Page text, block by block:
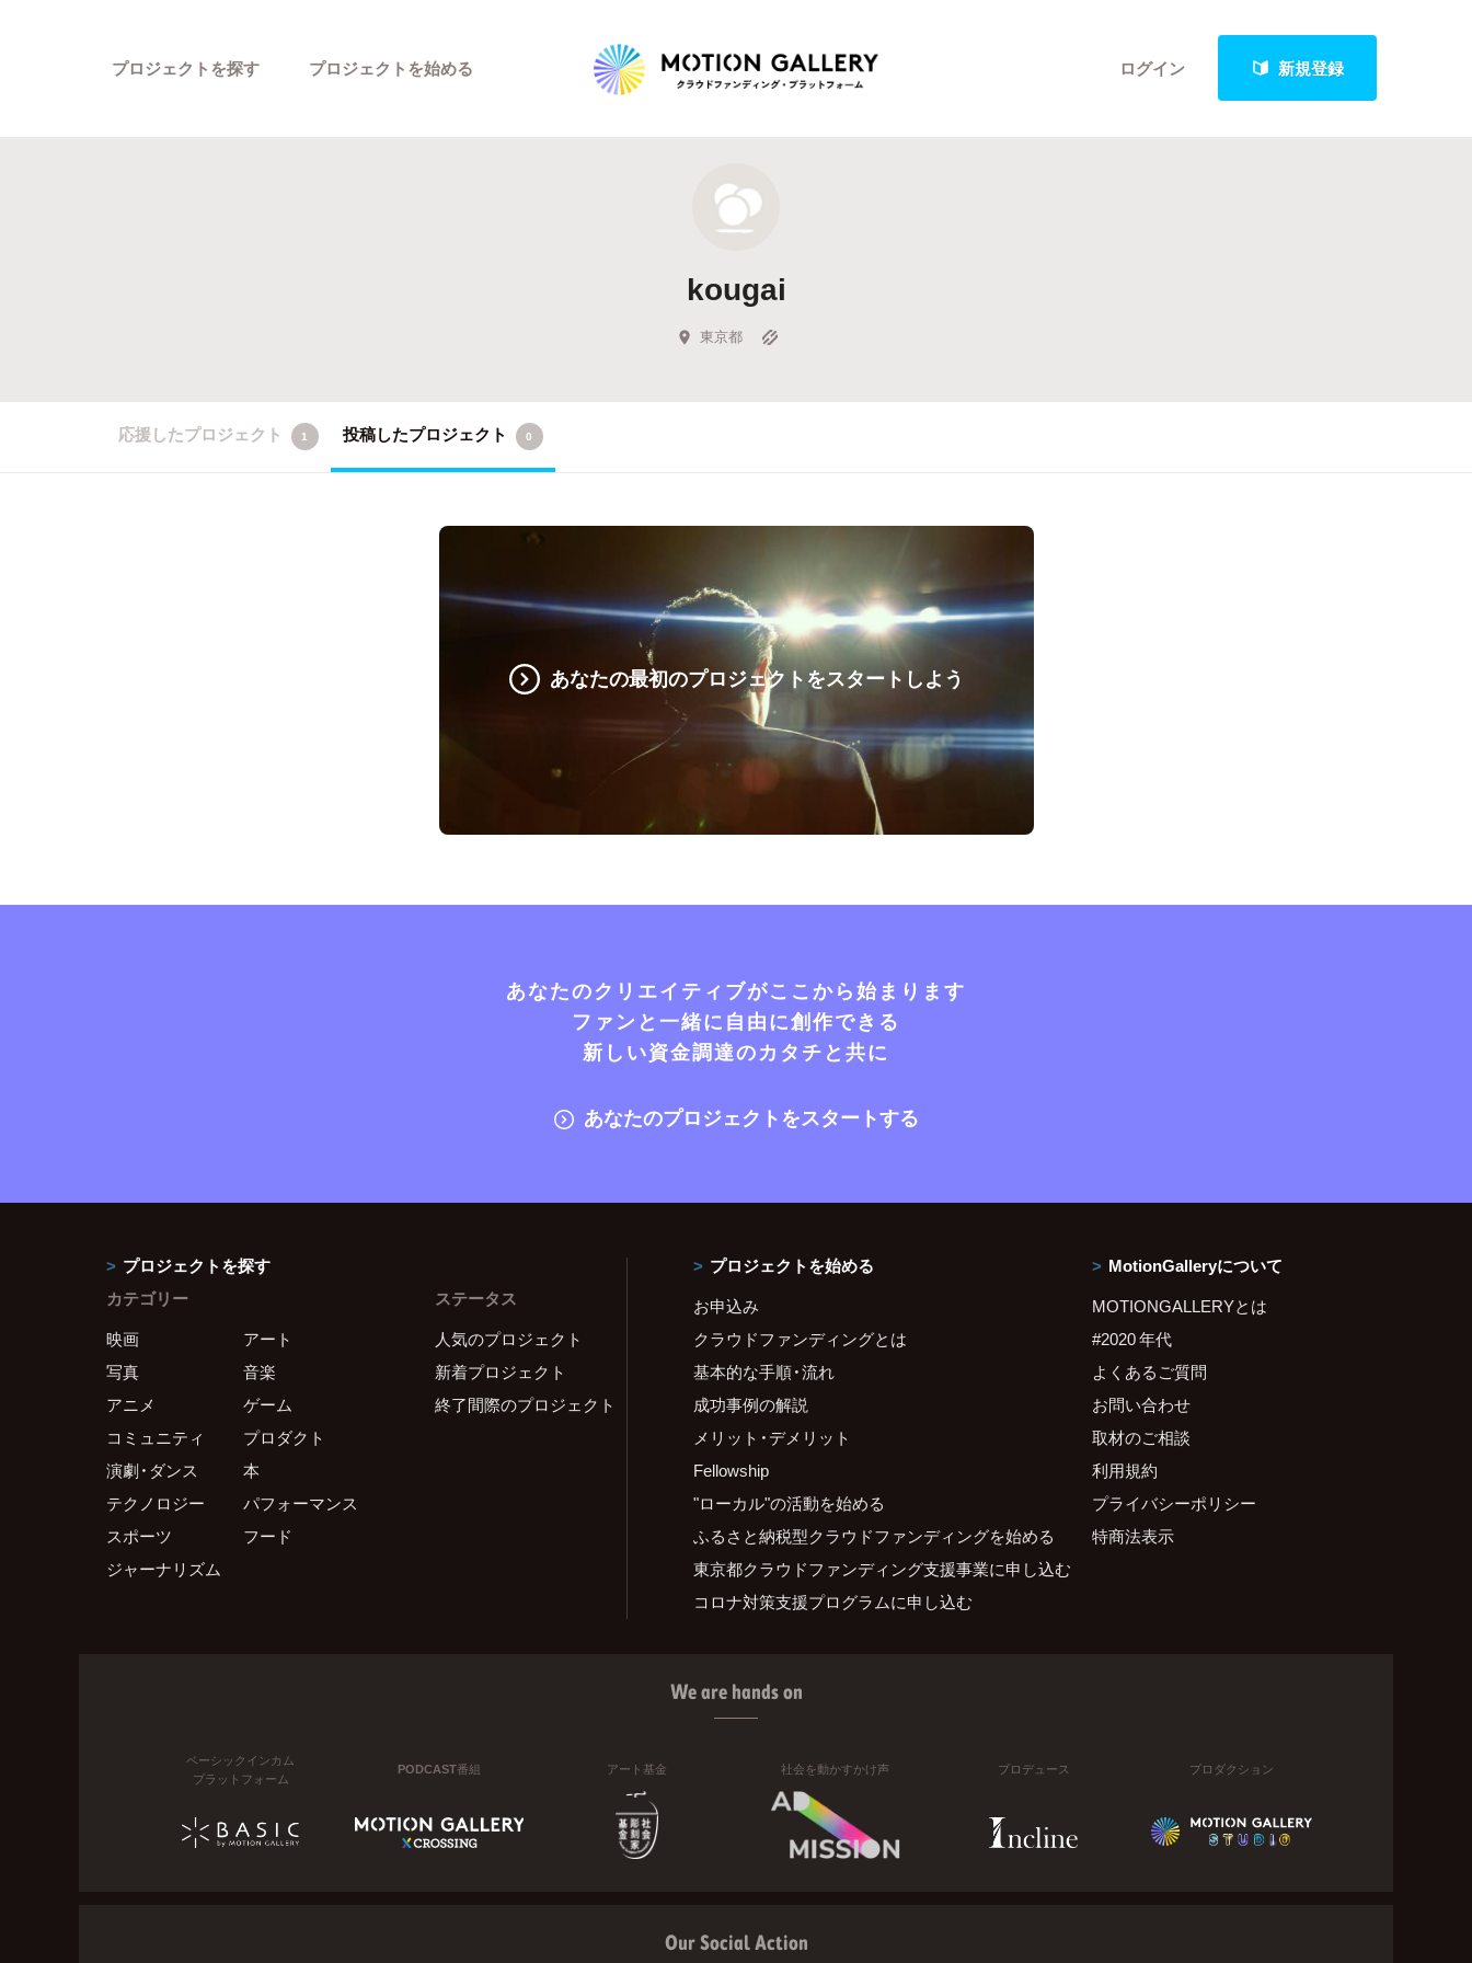
ログイン 新規登録
プロジェクトを探す
新着プロジェクト
Feature
キュレーターから探す
プロジェクトを始める
kougai
東京都
応援したプロジェクト 1 投稿したプロジェクト 0
あなたの最初のプロジェクトをスタートしよう
あなたのクリエイティブがここから始まります
ファンと一緒に自由に創作できる
新しい資金調達のカタチと共に
あなたのプロジェクトをスタートする
プロジェクトを探す
カテゴリー
映画
アート
写真
音楽
アニメ
ゲーム
コミュニティ
プロダクト
演劇・ダンス
本
テクノロジー
パフォーマンス
スポーツ
フード
ジャーナリズム
ステータス
人気のプロジェクト
新着プロジェクト
終了間際のプロジェクト
プロジェクトを始める
お申込み
クラウドファンディングとは
基本的な手順・流れ
成功事例の解説
メリット・デメリット
Fellowship
"ローカル"の活動を始める
ふるさと納税型クラウドファンディングを始める
東京都クラウドファンディング支援事業に申し込む
コロナ対策支援プログラムに申し込む
MotionGalleryについて
MOTIONGALLERYとは
#2020 年代
よくあるご質問
お問い合わせ
取材のご相談
利用規約
プライバシーポリシー
特商法表示
We are hands on
ベーシックインカム
プラットフォーム
PODCAST番組 アート基金 社会を動かすかけ声 プロデュース プロダクション
Our Social Action